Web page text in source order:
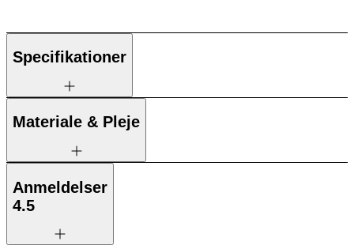
Specifikationer
Materiale & Pleje
Anmeldelser
4.5